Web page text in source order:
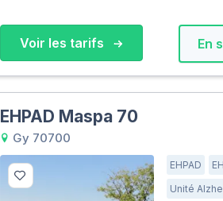
Voir les tarifs En
EHPAD Maspa 70
Gy 70700
EHPAD
Unité